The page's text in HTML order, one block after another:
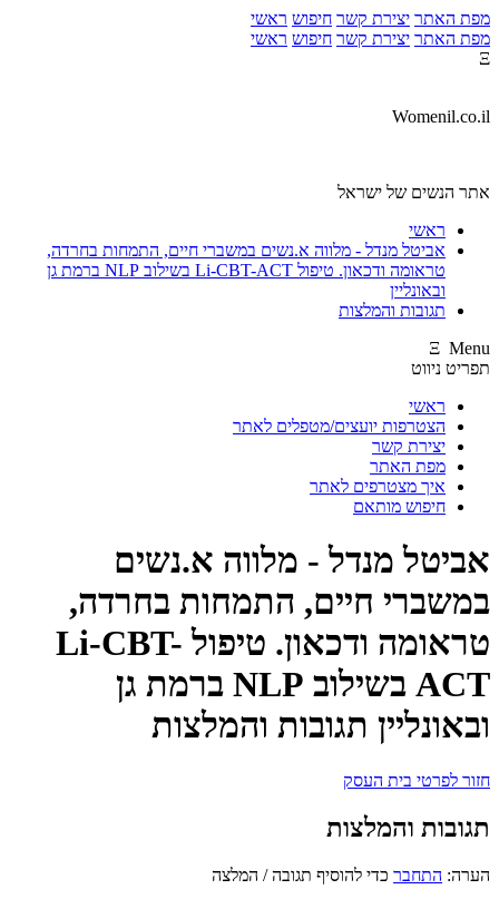
מפת האתר יצירת קשר חיפוש ראשי
מפת האתר יצירת קשר חיפוש ראשי
Ξ
Womenil.co.il
אתר הנשים של ישראל
ראשי
אביטל מנדל - מלווה א.נשים במשברי חיים, התמחות בחרדה,
טראומה ודכאון. טיפול Li-CBT-ACT בשילוב NLP ברמת גן
ובאונליין
תגובות והמלצות
Ξ Menu
תפריט ניווט
ראשי
הצטרפות יועצים/מטפלים לאתר
יצירת קשר
מפת האתר
איך מצטרפים לאתר
חיפוש מותאם
אביטל מנדל - מלווה א.נשים
במשברי חיים, התמחות בחרדה,
טראומה ודכאון. טיפול Li-CBT-
ACT בשילוב NLP ברמת גן
ובאונליין תגובות והמלצות
חזור לפרטי בית העסק
תגובות והמלצות
הערה: התחבר כדי להוסיף תגובה / המלצה